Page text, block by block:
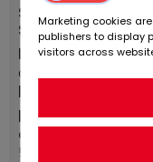
Schmitz
Schuifzeil Mega
Fournisseurs:
apprendre encore plus
la ville / code
postalCode
emplacement:
5928 LR Venlo
Marketing cookies
publishers to display
visitors across